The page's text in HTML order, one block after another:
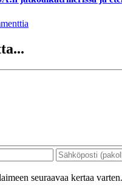
seuraavaa kertaa varten.